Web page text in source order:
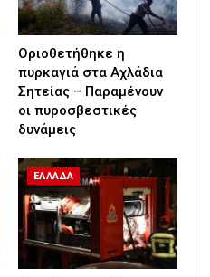
Οριοθετήθηκε η
πυρκαγιά στα Αχλάδια
Σητείας – Παραμένουν
οι πυροσβεστικές
δυνάμεις
ΕΛΛΑΔΑ